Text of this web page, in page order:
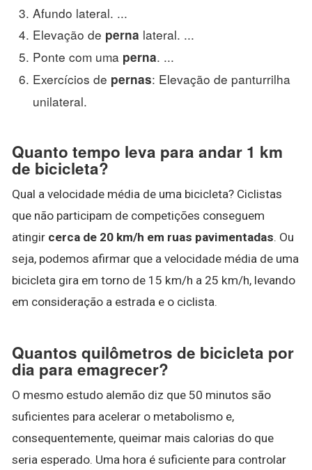
Afundo lateral. ...
Elevação de perna lateral. ...
Ponte com uma perna. ...
Exercícios de pernas: Elevação de panturrilha
unilateral.
Quanto tempo leva para andar 1 km
de bicicleta?
Qual a velocidade média de uma bicicleta? Ciclistas
que não participam de competições conseguem
atingir cerca de 20 km/h em ruas pavimentadas. Ou
seja, podemos afirmar que a velocidade média de uma
bicicleta gira em torno de 15 km/h a 25 km/h, levando
em consideração a estrada e o ciclista.
Quantos quilômetros de bicicleta por
dia para emagrecer?
O mesmo estudo alemão diz que 50 minutos são
suficientes para acelerar o metabolismo e,
consequentemente, queimar mais calorias do que
seria esperado. Uma hora é suficiente para controlar